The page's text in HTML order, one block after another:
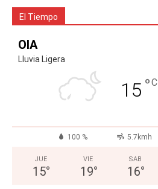
El Tiempo
OIA
Lluvia Ligera
15 °C
100 % 5.7kmh
JUE
15°
VIE
19°
SAB
16°